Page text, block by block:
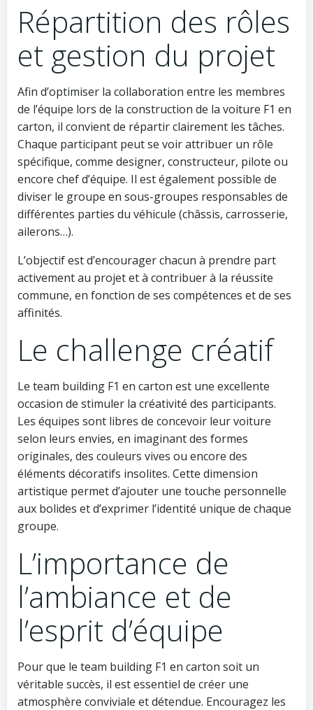
Répartition des rôles
et gestion du projet
Afin d’optimiser la collaboration entre les membres
de l’équipe lors de la construction de la voiture F1 en
carton, il convient de répartir clairement les tâches.
Chaque participant peut se voir attribuer un rôle
spécifique, comme designer, constructeur, pilote ou
encore chef d’équipe. Il est également possible de
diviser le groupe en sous-groupes responsables de
différentes parties du véhicule (châssis, carrosserie,
ailerons…).
L’objectif est d’encourager chacun à prendre part
activement au projet et à contribuer à la réussite
commune, en fonction de ses compétences et de ses
affinités.
Le challenge créatif
Le team building F1 en carton est une excellente
occasion de stimuler la créativité des participants.
Les équipes sont libres de concevoir leur voiture
selon leurs envies, en imaginant des formes
originales, des couleurs vives ou encore des
éléments décoratifs insolites. Cette dimension
artistique permet d’ajouter une touche personnelle
aux bolides et d’exprimer l’identité unique de chaque
groupe.
L’importance de
l’ambiance et de
l’esprit d’équipe
Pour que le team building F1 en carton soit un
véritable succès, il est essentiel de créer une
atmosphère conviviale et détendue. Encouragez les